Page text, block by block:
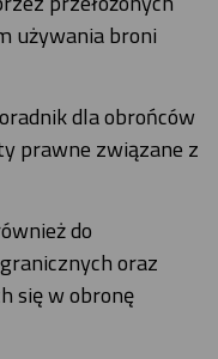
używania broni
dla obrońców
prawne związane z
do
oraz
się w obronę